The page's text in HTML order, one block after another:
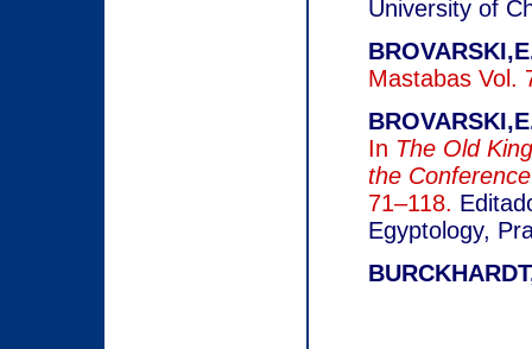
University of
Mastabas Vol.
In The Old
the
71–118.
Egyptology,